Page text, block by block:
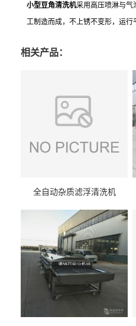
小型豆角清洗机采用高压喷淋与气
工制造而成，不上锈不变形，运行
相关产品：
全自动杂质滤浮清洗机